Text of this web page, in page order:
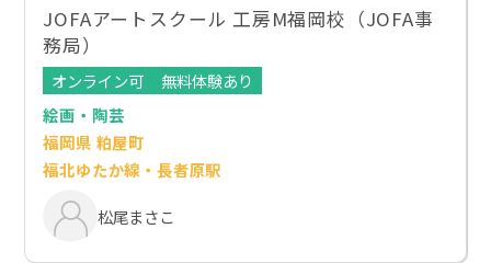
JOFAアートスクール 工房M福岡校（JOFA事
務局）
オンライン可
無料体験あり
絵画・陶芸
福岡県 粕屋町
福北ゆたか線・長者原駅
松尾まさこ